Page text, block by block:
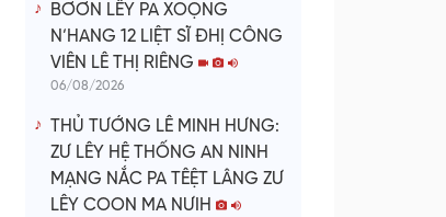
BƠƠN LÊY PA XOỌNG
N’HANG 12 LIỆT SĨ ĐHỊ CÔNG
VIÊN LÊ THỊ RIÊNG
06/08/2026
THỦ TƯỚNG LÊ MINH HƯNG:
ZƯ LÊY HỆ THỐNG AN NINH
MẠNG NẮC PA TÊỆT LÂNG ZƯ
LÊY COON MA NƯIH